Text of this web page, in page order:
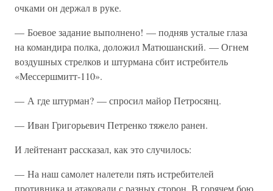
очками он держал в руке.
— Боевое задание выполнено! — подняв усталые глаза
на командира полка, доложил Матюшанский. — Огнем
воздушных стрелков и штурмана сбит истребитель
«Мессершмитт-110».
— А где штурман? — спросил майор Петросянц.
— Иван Григорьевич Петренко тяжело ранен.
И лейтенант рассказал, как это случилось:
— На наш самолет налетели пять истребителей
противника и атаковали с разных сторон. В горячем бою